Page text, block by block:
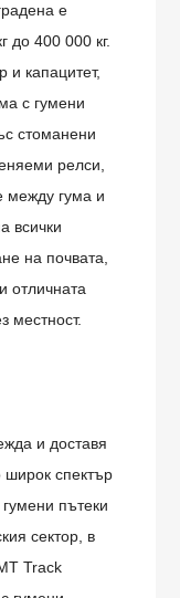
е
до 400 000 кг.
и капацитет,
с гумени
стоманени
релси,
между гума и
всички
на почвата,
отличната
местност.
и доставя
широк спектър
пътеки
сектор, в
Track